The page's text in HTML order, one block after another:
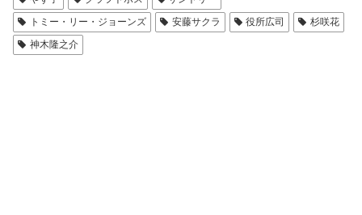
トミー・リー・ジョーンズ
安藤サクラ 役所広司
杉咲花
神木隆之介